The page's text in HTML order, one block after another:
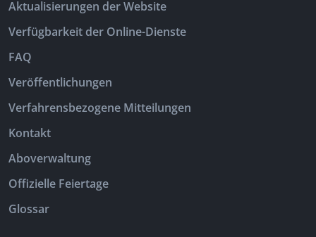
Aktualisierungen der Website
Verfügbarkeit der Online-Dienste
FAQ
Veröffentlichungen
Verfahrensbezogene Mitteilungen
Kontakt
Aboverwaltung
Offizielle Feiertage
Glossar